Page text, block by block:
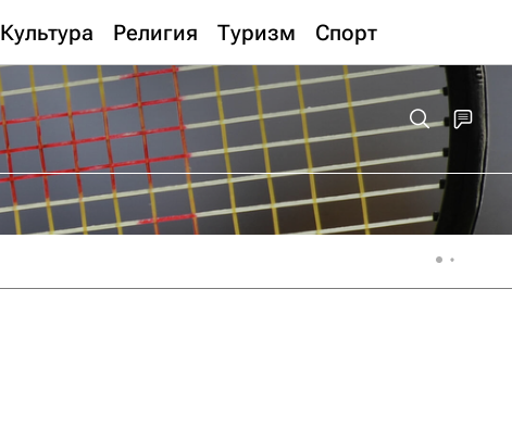
Культура Религия Туризм Спорт